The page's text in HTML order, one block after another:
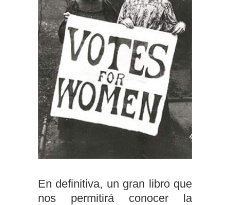
En definitiva, un gran libro que
nos permitirá conocer la